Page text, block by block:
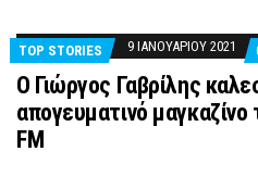
TOP STORIES
9 ΙΑΝΟΥΑΡΊΟΥ 2021
Ο Γιώργος Γαβρίλης
απογευματινό
FM